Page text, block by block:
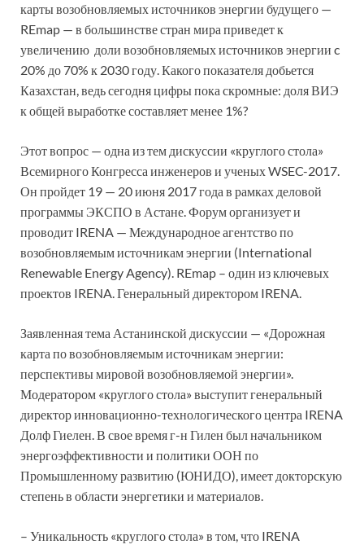
карты возобновляемых источников энергии будущего —
REmap — в большинстве стран мира приведет к
увеличению доли возобновляемых источников энергии c
20% до 70% к 2030 году. Какого показателя добьется
Казахстан, ведь сегодня цифры пока скромные: доля ВИЭ
к общей выработке составляет менее 1%?
Этот вопрос — одна из тем дискуссии «круглого стола»
Всемирного Конгресса инженеров и ученых WSEC-2017.
Он пройдет 19 — 20 июня 2017 года в рамках деловой
программы ЭКСПО в Астане. Форум организует и
проводит IRENA — Международное агентство по
возобновляемым источникам энергии (International
Renewable Energy Agency). REmap – один из ключевых
проектов IRENA. Генеральный директором IRENA.
Заявленная тема Астанинской дискуссии — «Дорожная
карта по возобновляемым источникам энергии:
перспективы мировой возобновляемой энергии».
Модератором «круглого стола» выступит генеральный
директор инновационно-технологического центра IRENA
Долф Гиелен. В свое время г-н Гилен был начальником
энергоэффективности и политики ООН по
Промышленному развитию (ЮНИДО), имеет докторскую
степень в области энергетики и материалов.
– Уникальность «круглого стола» в том, что IRENA